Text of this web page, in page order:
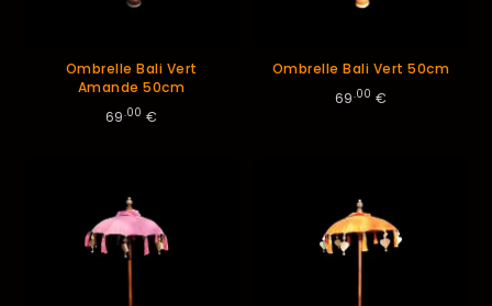
Ombrelle Bali Vert
Amande 50cm
69.00 €
Ombrelle Bali Vert 50cm
69.00 €